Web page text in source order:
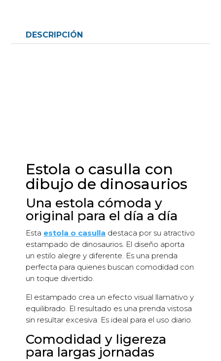
DESCRIPCIÓN
Estola o casulla con
dibujo de dinosaurios
Una estola cómoda y
original para el día a día
Esta estola o casulla destaca por su atractivo
estampado de dinosaurios. El diseño aporta
un estilo alegre y diferente. Es una prenda
perfecta para quienes buscan comodidad con
un toque divertido.
El estampado crea un efecto visual llamativo y
equilibrado. El resultado es una prenda vistosa
sin resultar excesiva. Es ideal para el uso diario.
Comodidad y ligereza
para largas jornadas